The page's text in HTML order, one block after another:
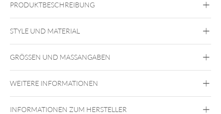
PRODUKTBESCHREIBUNG
STYLE UND MATERIAL
Stein
Ohr
GRÖSSEN UND MASSANGABEN
WEITERE INFORMATIONEN
INFORMATIONEN ZUM HERSTELLER